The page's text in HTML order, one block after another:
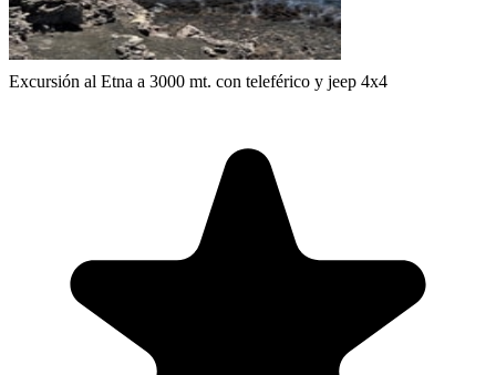
Excursión al Etna a 3000 mt. con teleférico y jeep 4x4